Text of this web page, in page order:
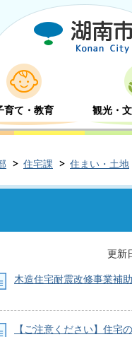
育て・教育 観光・
住宅課 住まい・土地
更新
木造住宅耐震改修事業補
【ご注意ください】住宅